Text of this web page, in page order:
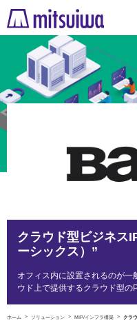
クラウド型ビジネス
ーシックス）”
オフィス内に設置されるのが一
ウド上で提供するクラウド型の
ホーム ソリューション MIP/インフラ構築 クラ